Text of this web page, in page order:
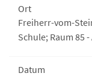
Ort
Freiherr-vom-
Schule; Raum 85
Datum